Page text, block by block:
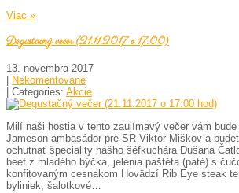
Viac »
Degustačný večer (21.11.2017 o 17:00)
13. novembra 2017
Nekomentované
| Categories: Akcie
Milí naši hostia v tento zaujímavý večer vám
Jameson ambasádor pre SR Viktor Miškov a
ochutnať špeciality nášho šéfkuchára Dušana
beef z mladého býčka, jelenia paštéta (paté) s
konfitovaným cesnakom Hovädzí Rib Eye steak
byliniek, šalotkové…